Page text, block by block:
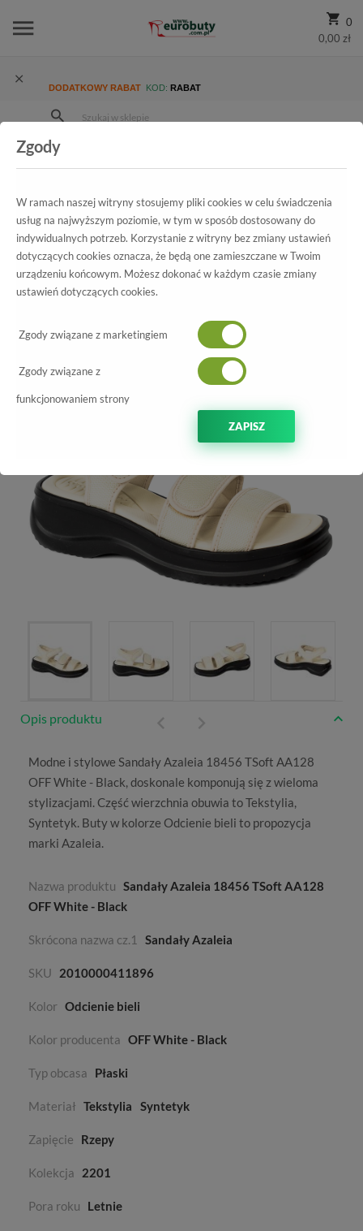
0
0,00 zł
DODATKOWY RABAT KOD: RABAT
Damskie
Sandały
Wszystkie produkty
18456 TSoft AA128 OFF White - Black
Opis produktu
Modne i stylowe Sandały Azaleia 18456 TSoft AA128
OFF White - Black, doskonale komponują się z wieloma
stylizacjami. Część wierzchnia obuwia toTekstylia,
Syntetyk. Buty w kolorze Odcienie bieli to propozycja
marki Azaleia.
Nazwa produktu Sandały Azaleia 18456 TSoft AA128
OFF White - Black
Skrócona nazwa cz.1 Sandały Azaleia
SKU 2010000411896
Kolor Odcienie bieli
Kolor producenta OFF White - Black
Typ obcasa Płaski
Materiał Tekstylia Syntetyk
Zapięcie Rzepy
Kolekcja 2201
Pora roku Letnie
Zgody
W ramach naszej witryny stosujemy pliki cookies w celu świadczenia
usług na najwyższym poziomie, w tym w sposób dostosowany do
indywidualnych potrzeb. Korzystanie z witryny bez zmiany ustawień
dotyczących cookies oznacza, że będą one zamieszczane w Twoim
urządzeniu końcowym. Możesz dokonać w każdym czasie zmiany
ustawień dotyczących cookies.
Zgody związane z marketingiem
Zgody związane z
funkcjonowaniem strony
ZAPISZ